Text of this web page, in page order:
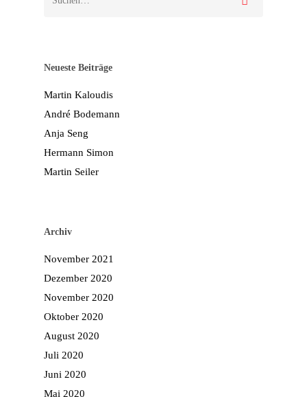
Neueste Beiträge
Martin Kaloudis
André Bodemann
Anja Seng
Hermann Simon
Martin Seiler
Archiv
November 2021
Dezember 2020
November 2020
Oktober 2020
August 2020
Juli 2020
Juni 2020
Mai 2020